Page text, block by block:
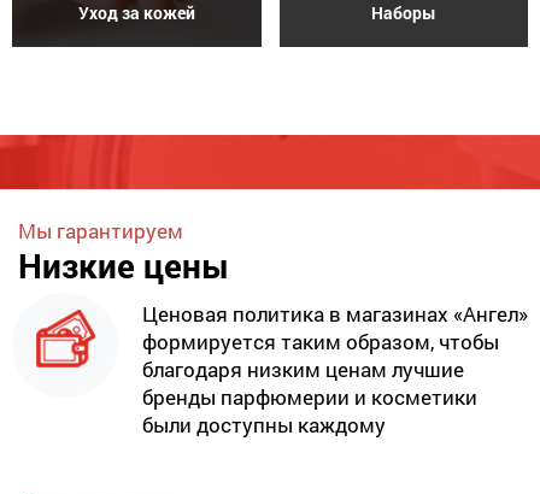
Уход за кожей Наборы
Мы гарантируем
Низкие цены
Ценовая политика в магазинах «Ангел»
формируется таким образом, чтобы
благодаря низким ценам лучшие
бренды парфюмерии и косметики
были доступны каждому